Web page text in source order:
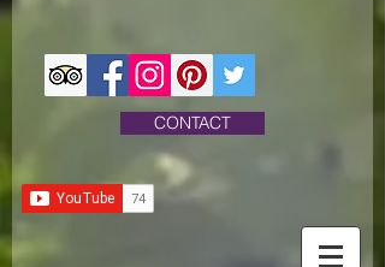
CONTACT